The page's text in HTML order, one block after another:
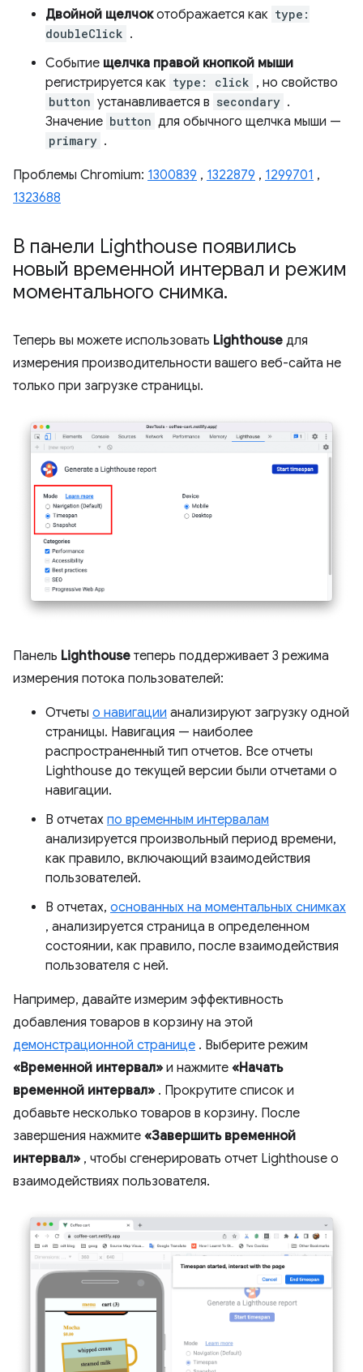
Двойной щелчокотображается как type:
doubleClick .
Событие щелчка правой кнопкой мыши
регистрируется как type: click , но свойство
button устанавливается в secondary .
Значение button для обычного щелчка мыши —
primary .
Проблемы Chromium: 1300839 , 1322879 , 1299701 ,
1323688
В панели Lighthouse появились
новый временной интервал и режим
моментального снимка.
Теперь вы можете использовать Lighthouse для
измерения производительности вашего веб-сайта не
только при загрузке страницы.
Панель Lighthouse теперь поддерживает 3 режима
измерения потока пользователей:
Отчеты о навигации анализируют загрузку одной
страницы. Навигация — наиболее
распространенный тип отчетов. Все отчеты
Lighthouse до текущей версии были отчетами о
навигации.
В отчетах по временным интервалам
анализируется произвольный период времени,
как правило, включающий взаимодействия
пользователей.
В отчетах, основанных на моментальных снимках
, анализируется страница в определенном
состоянии, как правило, после взаимодействия
пользователя с ней.
Например, давайте измерим эффективность
добавления товаров в корзину на этой
демонстрационной странице . Выберите режим
«Временной интервал» и нажмите «Начать
временной интервал» . Прокрутите список и
добавьте несколько товаров в корзину. После
завершения нажмите «Завершить временной
интервал» , чтобы сгенерировать отчет Lighthouse о
взаимодействиях пользователя.